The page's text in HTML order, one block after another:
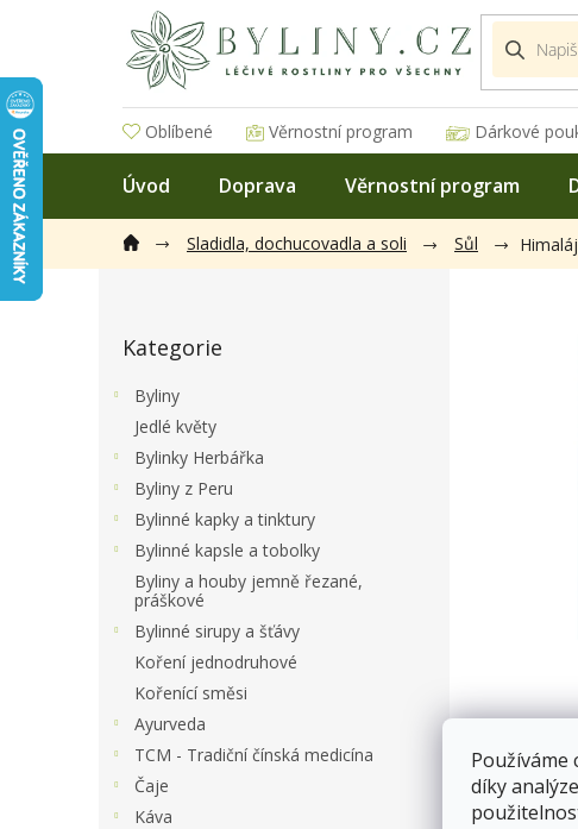
Používáme
díky
Oblíbené Věrnostní program Dárkové
Úvod Doprava Věrnostní program
Sladidla, dochucovadla a soli Sůl
kategorie
Kategorie
Byliny
Jedlé květy
Bylinky Herbářka
Byliny z Peru
Bylinné kapky a tinktury
Bylinné kapsle a tobolky
Byliny a houby jemně řezané,
práškové
Bylinné sirupy a šťávy
Koření jednodruhové
Kořenící směsi
Ayurveda
TCM - Tradiční čínská medicína
Čaje
Káva